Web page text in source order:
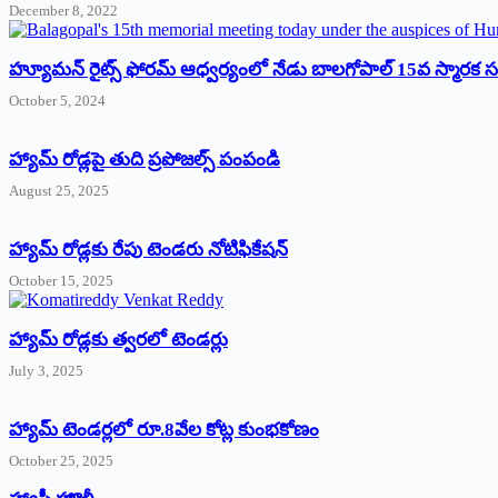
December 8, 2022
హ్యూమన్‌ రైట్స్‌ ఫోరమ్‌ ఆధ్వర్యంలో నేడు బాలగోపాల్‌ 15వ స్మారక
October 5, 2024
హ్యామ్‌ రోడ్లపై తుది ప్రపోజల్స్‌ పంపండి
August 25, 2025
హ్యామ్‌ రోడ్లకు రేపు టెండరు నోటిఫికేషన్‌
October 15, 2025
హ్యామ్‌ రోడ్లకు త్వరలో టెండర్లు
July 3, 2025
హ్యామ్‌ ‌టెండర్లలో రూ.8వేల కోట్ల కుంభకోణం
October 25, 2025